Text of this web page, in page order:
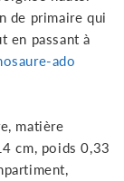
de primaire qui
en passant à
ado
matière
cm, poids 0,33